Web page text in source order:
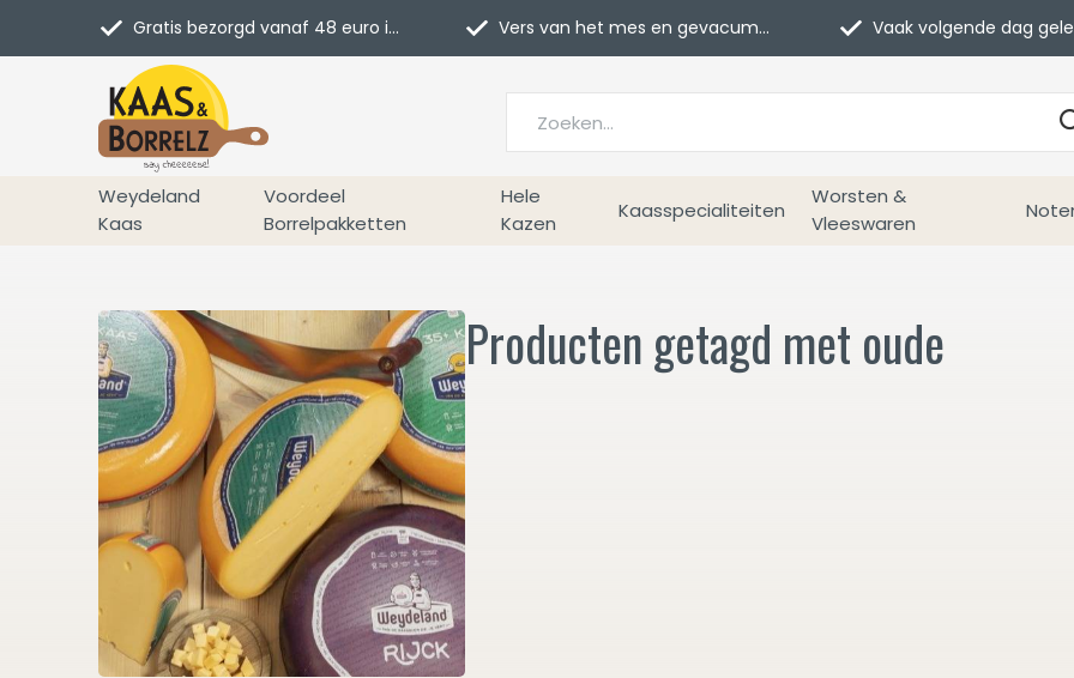
Weydeland
Kaas
Voordeel
Borrelpakketten
Hele
Kazen
Kaasspecialiteiten
Worsten &
Vleeswaren
Gratis bezorgd vanaf 48 euro in NL Vers van het mes en gevacumeerd Vaak volgende dag geleverd
Producten getagd met oude